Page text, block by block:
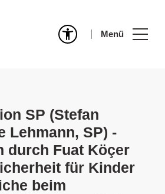
Menü
SP (Stefan
Lehmann, SP) -
durch Fuat Köçer
für Kinder
beim